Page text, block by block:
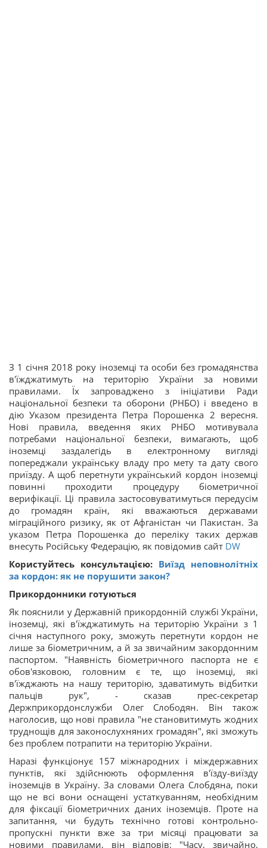
З 1 січня 2018 року іноземці та особи без громадянства
в'їжджатимуть на територію України за новими
правилами. Їх запроваджено з ініціативи Ради
національної безпеки та оборони (РНБО) і введено в
дію Указом президента Петра Порошенка 2 вересня.
Нові правила, введення яких РНБО мотивувала
потребами національної безпеки, вимагають, щоб
іноземці заздалегідь в електронному вигляді
попереджали українську владу про мету та дату свого
приїзду. А щоб перетнути український кордон іноземці
повинні проходити процедуру біометричної
верифікації. Ці правила застосовуватимуться передусім
до громадян країн, які вважаються державами
міграційного ризику, як от Афганістан чи Пакистан. За
указом Петра Порошенка до переліку таких держав
внесуть Російську Федерацію, як повідомив сайт DW
Користуйтесь консультацією: Виїзд неповнолітніх
за кордон: як не порушити закон?
Прикордонники готуються
Як пояснили у Державній прикордонній службі України,
іноземці, які в'їжджатимуть на територію України з 1
січня наступного року, зможуть перетнути кордон не
лише за біометричним, а й за звичайним закордонним
паспортом. "Наявність біометричного паспорта не є
обов'язковою, головним є те, що іноземці, які
в'їжджають на нашу територію, здаватимуть відбитки
пальців рук", - сказав прес-секретар
Держприкордонслужби Олег Слободян. Він також
наголосив, що нові правила "не становитимуть жодних
труднощів для законослухняних громадян", які зможуть
без проблем потрапити на територію України.
Наразі функціонує 157 міжнародних і міждержавних
пунктів, які здійснюють оформлення в'їзду-виїзду
іноземців в Україну. За словами Олега Слобдяна, поки
що не всі вони оснащені устаткуванням, необхідним
для фіксації біометричних даних іноземців. Проте на
запитання, чи будуть технічно готові контрольно-
пропускні пункти вже за три місяці працювати за
новими правилами, він відповів: "Часу, звичайно,